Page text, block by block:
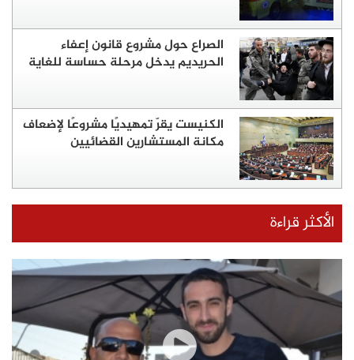
الصراع حول مشروع قانون إعفاء
الحريديم يدخل مرحلة حساسة للغاية
الكنيست يقرّ تمهيديًا مشروعًا لإضعاف
مكانة المستشارين القضائيين
الأكثر قراءة